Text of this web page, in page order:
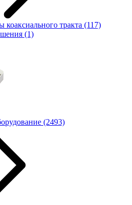
коаксиального тракта (117)
(1)
(2493)